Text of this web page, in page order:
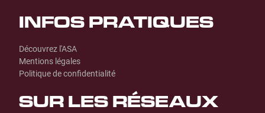
INFOS PRATIQUES
Découvrez l'ASA
Mentions légales
Politique de confidentialité
SUR LES RÉSEAUX